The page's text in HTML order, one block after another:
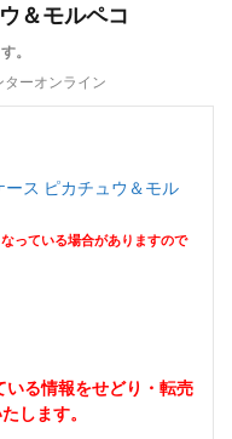
＆モルペコ
。
ーオンライン
ス ピカチュウ＆モル
っている場合がありますので
る情報をせどり・転売
します。